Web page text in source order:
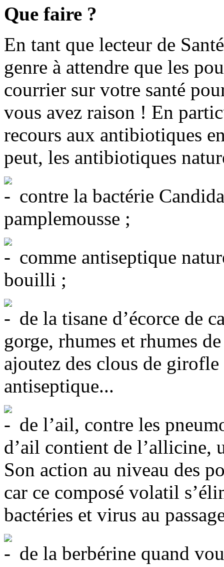
Que faire ?
En tant que lecteur de
genre à attendre que les
courrier sur votre santé
vous avez raison ! En
recours aux antibiotiques
peut, les antibiotiques
contre la bactérie
pamplemousse ;
comme antiseptique
bouilli ;
de la tisane d’écorce de
gorge, rhumes et rhumes
ajoutez des clous de
antiseptique...
de l’ail, contre les
d’ail contient de l’allicine,
Son action au niveau des
car ce composé volatil
bactéries et virus au
de la berbérine quand